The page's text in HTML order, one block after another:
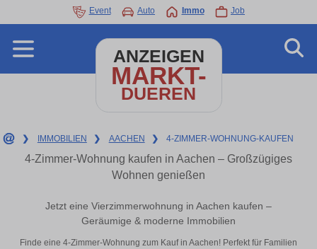
Event Auto Immo Job
ANZEIGEN
MARKT-
DUEREN
❯ IMMOBILIEN ❯ AACHEN ❯ 4-ZIMMER-WOHNUNG-KAUFEN
4-Zimmer-Wohnung kaufen in Aachen – Großzügiges
Wohnen genießen
Jetzt eine Vierzimmerwohnung in Aachen kaufen –
Geräumige & moderne Immobilien
Finde eine 4-Zimmer-Wohnung zum Kauf in Aachen! Perfekt für Familien